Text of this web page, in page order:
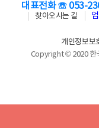
대표전화 ☏ 053-
찾아오시는 길
개인정보보
Copyright © 2020 한